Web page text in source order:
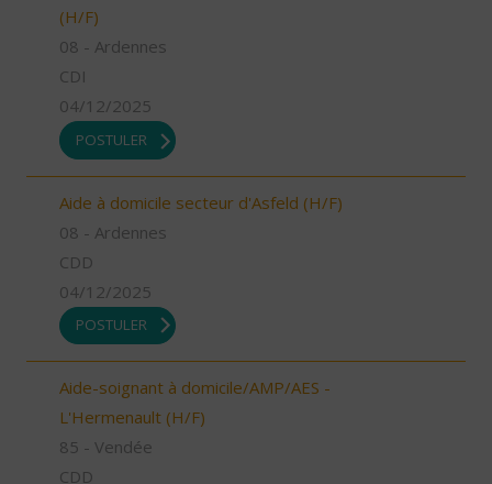
(H/F)
08 - Ardennes
CDI
04/12/2025
POSTULER
Aide à domicile secteur d'Asfeld (H/F)
08 - Ardennes
CDD
04/12/2025
POSTULER
Aide-soignant à domicile/AMP/AES -
L'Hermenault (H/F)
85 - Vendée
CDD